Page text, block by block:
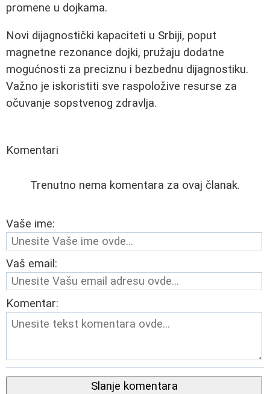
promene u dojkama.
Novi dijagnostički kapaciteti u Srbiji, poput
magnetne rezonance dojki, pružaju dodatne
mogućnosti za preciznu i bezbednu dijagnostiku.
Važno je iskoristiti sve raspoložive resurse za
očuvanje sopstvenog zdravlja.
Komentari
Trenutno nema komentara za ovaj članak.
Vaše ime:
Vaš email:
Komentar:
Slanje komentara